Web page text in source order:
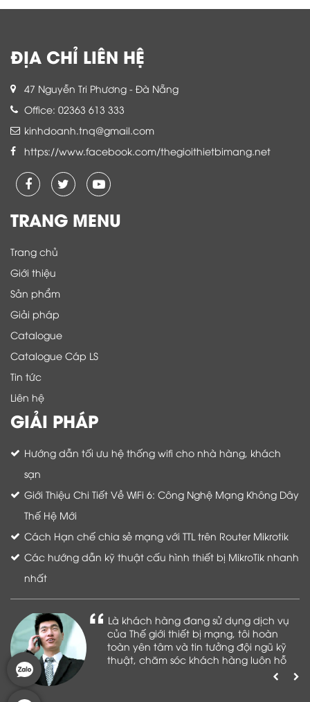
ĐỊA CHỈ LIÊN HỆ
47 Nguyễn Tri Phương - Đà Nẵng
Office: 02363 613 333
kinhdoanh.tnq@gmail.com
https://www.facebook.com/thegioithietbimang.net
TRANG MENU
Trang chủ
Giới thiệu
Sản phẩm
Giải pháp
Catalogue
Catalogue Cáp LS
Tin tức
Liên hệ
GIẢI PHÁP
Hướng dẫn tối ưu hệ thống wifi cho nhà hàng, khách
sạn
Giới Thiệu Chi Tiết Về WiFi 6: Công Nghệ Mạng Không Dây
Thế Hệ Mới
Cách Hạn chế chia sẻ mạng với TTL trên Router Mikrotik
Các hướng dẫn kỹ thuật cấu hình thiết bị MikroTik nhanh
nhất
Là khách hàng đang sử dụng dịch vụ
của Thế giới thiết bị mạng, tôi hoàn
toàn yên tâm và tin tưởng đội ngũ kỹ
thuật, chăm sóc khách hàng luôn hỗ